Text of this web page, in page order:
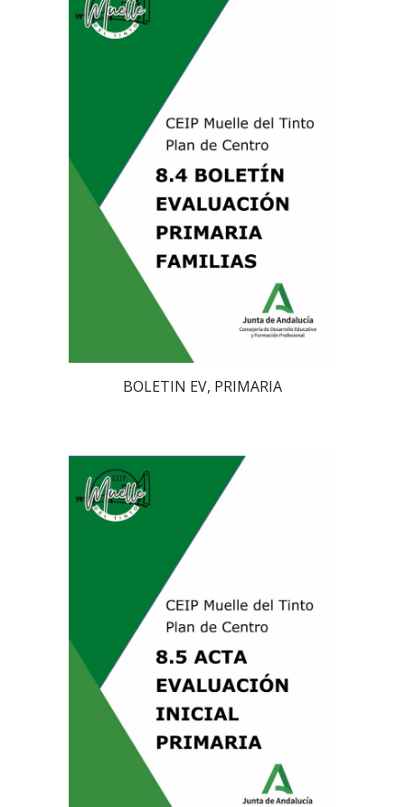
BOLETIN EV, PRIMARIA